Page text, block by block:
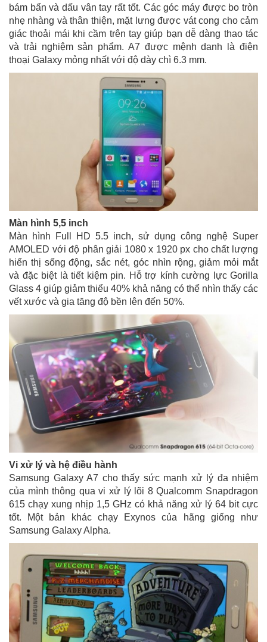
bám bẩn và dấu vân tay rất tốt. Các góc máy được bo tròn
nhẹ nhàng và thân thiện, mặt lưng được vát cong cho cảm
giác thoải mái khi cầm trên tay giúp bạn dễ dàng thao tác
và trải nghiệm sản phẩm. A7 được mệnh danh là điện
thoại Galaxy mỏng nhất với độ dày chì 6.3 mm.
Màn hình 5,5 inch
Màn hình Full HD 5.5 inch, sử dụng công nghệ Super
AMOLED với độ phân giải 1080 x 1920 px cho chất lượng
hiển thị sống động, sắc nét, góc nhìn rộng, giảm mỏi mắt
và đặc biệt là tiết kiệm pin. Hỗ trợ kính cường lực Gorilla
Glass 4 giúp giảm thiểu 40% khả năng có thể nhìn thấy các
vết xước và gia tăng độ bền lên đến 50%.
Vi xử lý và hệ điều hành
Samsung Galaxy A7 cho thấy sức mạnh xử lý đa nhiệm
của mình thông qua vi xử lý lõi 8 Qualcomm Snapdragon
615 chạy xung nhịp 1,5 GHz có khả năng xử lý 64 bit cực
tốt. Một bản khác chạy Exynos của hãng giống như
Samsung Galaxy Alpha.